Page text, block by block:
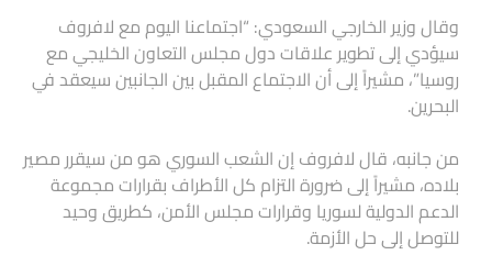
وقال وزير الخارجي السعودي: “اجتماعنا اليوم مع لافروف
سيؤدي إلى تطوير علاقات دول مجلس التعاون الخليجي مع
روسيا”، مشيراً إلى أن الاجتماع المقبل بين الجانبين سيعقد في
البحرين.
من جانبه، قال لافروف إن الشعب السوري هو من سيقرر مصير
بلاده، مشيراً إلى ضرورة التزام كل الأطراف بقرارات مجموعة
الدعم الدولية لسوريا وقرارات مجلس الأمن، كطريق وحيد
للتوصل إلى حل الأزمة.